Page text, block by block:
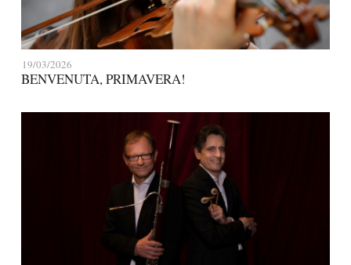
19/03/2026
BENVENUTA, PRIMAVERA!